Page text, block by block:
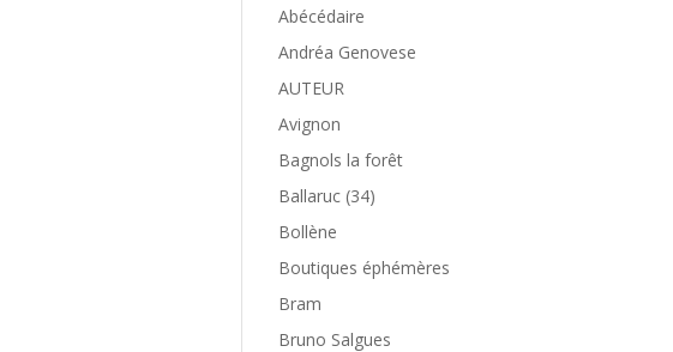
Abécédaire
Andréa Genovese
AUTEUR
Avignon
Bagnols la forêt
Ballaruc (34)
Bollène
Boutiques éphémères
Bram
Bruno Salgues